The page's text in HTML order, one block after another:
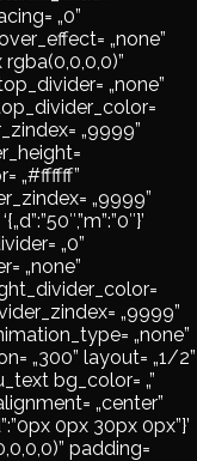
„0”
„none”
„none”
top_divider_color=
„9999”
„#ffffff”
„9999”
„0”
„none”
„9999”
„none”
„300” layout= „1/2”
bg_color= „”
„center”
0px 30px 0px”}’
padding=